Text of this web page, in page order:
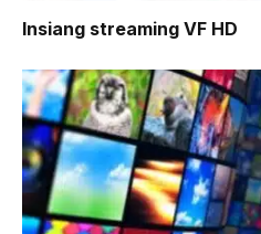
Insiang streaming VF HD